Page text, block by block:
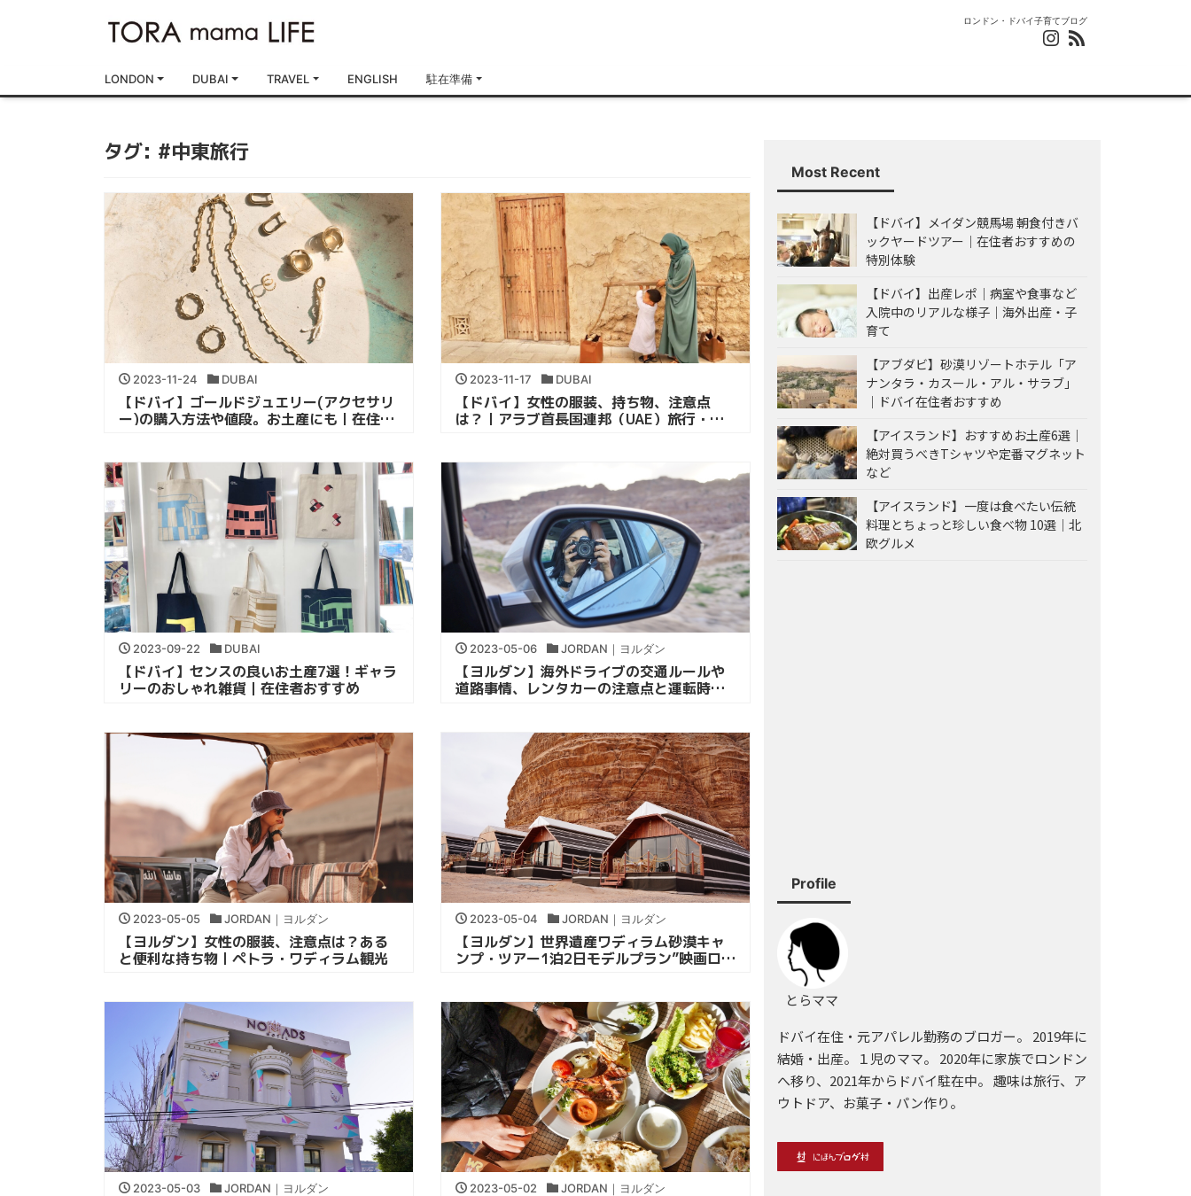
ロンドン・ドバイ子育てブログ
LONDON DUBAI TRAVEL ENGLISH 駐在準備
タグ: #中東旅行
2023-11-24 DUBAI
【ドバイ】ゴールドジュエリー(アクセサリ
ー)の購入方法や値段。お土産にも｜在住者
2023-11-17 DUBAI
【ドバイ】女性の服装、持ち物、注意点
は？｜アラブ首長国連邦（UAE）旅行・観
2023-09-22 DUBAI
【ドバイ】センスの良いお土産7選！ギャラ
リーのおしゃれ雑貨｜在住者おすすめ
2023-05-06 JORDAN｜ヨルダン
【ヨルダン】海外ドライブの交通ルールや
道路事情、レンタカーの注意点と運転時の
2023-05-05 JORDAN｜ヨルダン
【ヨルダン】女性の服装、注意点は？ある
と便利な持ち物｜ペトラ・ワディラム観光
2023-05-04 JORDAN｜ヨルダン
【ヨルダン】世界遺産ワディラム砂漠キャ
ンプ・ツアー1泊2日モデルプラン”映画ロケ
2023-05-03 JORDAN｜ヨルダン 2023-05-02 JORDAN｜ヨルダン
Most Recent
【ドバイ】メイダン競馬場 朝食付きバ
ックヤードツアー｜在住者おすすめの
特別体験
【ドバイ】出産レポ｜病室や食事など
入院中のリアルな様子｜海外出産・子
育て
【アブダビ】砂漠リゾートホテル「ア
ナンタラ・カスール・アル・サラブ」
｜ドバイ在住者おすすめ
【アイスランド】おすすめお土産6選｜
絶対買うべきTシャツや定番マグネット
など
【アイスランド】一度は食べたい伝統
料理とちょっと珍しい食べ物 10選｜北
欧グルメ
Profile
とらママ
ドバイ在住・元アパレル勤務のブロガー。 2019年に
結婚・出産。１児のママ。 2020年に家族でロンドン
へ移り、2021年からドバイ駐在中。 趣味は旅行、ア
ウトドア、お菓子・パン作り。